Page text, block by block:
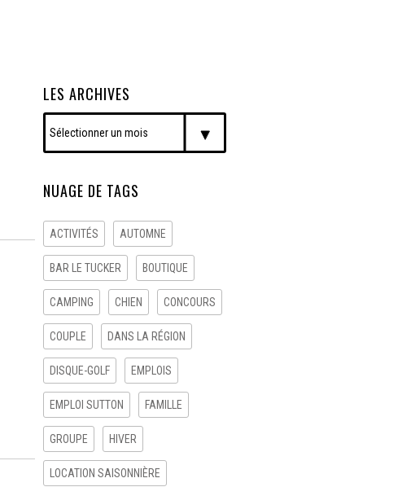
LES ARCHIVES
NUAGE DE TAGS
ACTIVITÉS AUTOMNE
BAR LE TUCKER BOUTIQUE
CAMPING CHIEN CONCOURS
COUPLE DANS LA RÉGION
DISQUE-GOLF EMPLOIS
EMPLOI SUTTON FAMILLE
GROUPE HIVER
LOCATION SAISONNIÈRE